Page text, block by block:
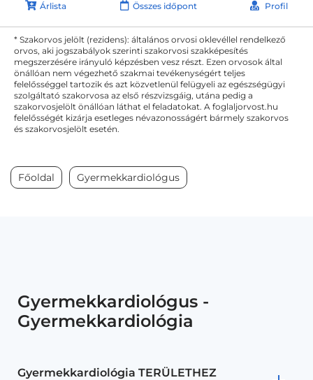
Árlista Összes időpont Profil
* Szakorvos jelölt (rezidens): általános orvosi oklevéllel rendelkező
orvos, aki jogszabályok szerinti szakorvosi szakképesítés
megszerzésére irányuló képzésben vesz részt. Ezen orvosok által
önállóan nem végezhető szakmai tevékenységért teljes
felelősséggel tartozik és azt közvetlenül felügyeli az egészségügyi
szolgáltató szakorvosa az első részvizsgáig, utána pedig a
szakorvosjelölt önállóan láthat el feladatokat. A foglaljorvost.hu
felelősségét kizárja esetleges névazonosságért bármely szakorvos
és szakorvosjelölt esetén.
Főoldal Gyermekkardiológus
Gyermekkardiológus -
Gyermekkardiológia
Gyermekkardiológia TERÜLETHEZ